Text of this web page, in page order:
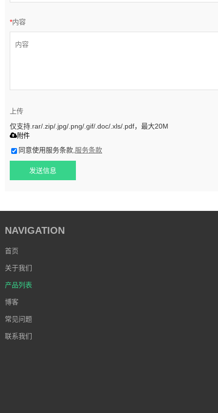
*内容
上传
仅支持.rar/.zip/.jpg/.png/.gif/.doc/.xls/.pdf，最大20M
附件
同意使用服务条款, 服务条款
发送信息
NAVIGATION
首页
关于我们
产品列表
博客
常见问题
联系我们